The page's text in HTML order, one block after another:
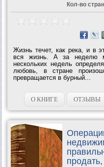
Кол-во
Жизнь течет, как река, и в
вся жизнь. А за неделю
нескольких недель
любовь, в стране
превращается в бурный...
О КНИГЕ ОТЗЫВЫ